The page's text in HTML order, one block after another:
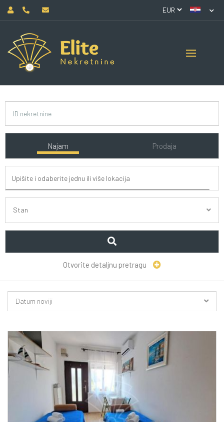
Najam Prodaja
Stan
Otvorite detaljnu pretragu
Datum noviji